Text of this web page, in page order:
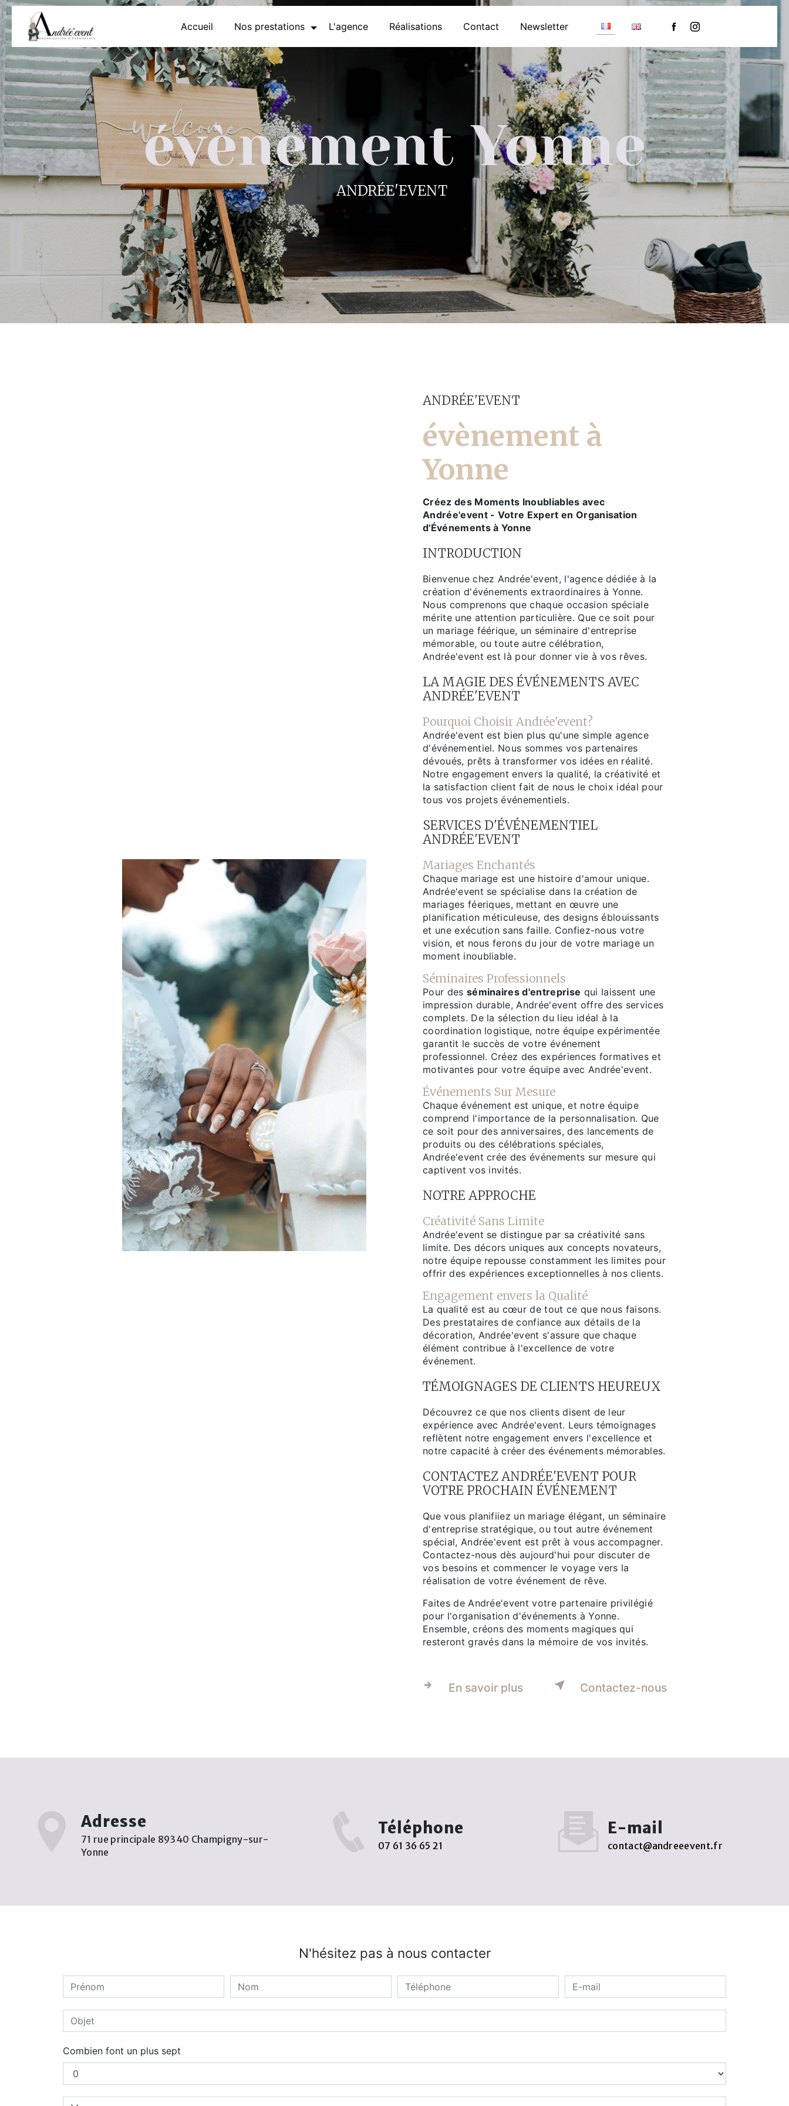
Accueil Nos prestations L'agence Réalisations Contact Newsletter
évènement Yonne
ANDRÉE'EVENT
ANDRÉE'EVENT
évènement à
Yonne
Créez des Moments Inoubliables avec
Andrée'event - Votre Expert en Organisation
d'Événements à Yonne
INTRODUCTION
Bienvenue chez Andrée'event, l'agence dédiée à la
création d'événements extraordinaires à Yonne.
Nous comprenons que chaque occasion spéciale
mérite une attention particulière. Que ce soit pour
un mariage féérique, un séminaire d'entreprise
mémorable, ou toute autre célébration,
Andrée'event est là pour donner vie à vos rêves.
LA MAGIE DES ÉVÉNEMENTS AVEC
ANDRÉE'EVENT
Pourquoi Choisir Andrée'event?
Andrée'event est bien plus qu'une simple agence
d'événementiel. Nous sommes vos partenaires
dévoués, prêts à transformer vos idées en réalité.
Notre engagement envers la qualité, la créativité et
la satisfaction client fait de nous le choix idéal pour
tous vos projets événementiels.
SERVICES D'ÉVÉNEMENTIEL
ANDRÉE'EVENT
Mariages Enchantés
Chaque mariage est une histoire d'amour unique.
Andrée'event se spécialise dans la création de
mariages féeriques, mettant en œuvre une
planification méticuleuse, des designs éblouissants
et une exécution sans faille. Confiez-nous votre
vision, et nous ferons du jour de votre mariage un
moment inoubliable.
Séminaires Professionnels
Pour des séminaires d'entreprise qui laissent une
impression durable, Andrée'event offre des services
complets. De la sélection du lieu idéal à la
coordination logistique, notre équipe expérimentée
garantit le succès de votre événement
professionnel. Créez des expériences formatives et
motivantes pour votre équipe avec Andrée'event.
Événements Sur Mesure
Chaque événement est unique, et notre équipe
comprend l'importance de la personnalisation. Que
ce soit pour des anniversaires, des lancements de
produits ou des célébrations spéciales,
Andrée'event crée des événements sur mesure qui
captivent vos invités.
NOTRE APPROCHE
Créativité Sans Limite
Andrée'event se distingue par sa créativité sans
limite. Des décors uniques aux concepts novateurs,
notre équipe repousse constamment les limites pour
offrir des expériences exceptionnelles à nos clients.
Engagement envers la Qualité
La qualité est au cœur de tout ce que nous faisons.
Des prestataires de confiance aux détails de la
décoration, Andrée'event s'assure que chaque
élément contribue à l'excellence de votre
événement.
TÉMOIGNAGES DE CLIENTS HEUREUX
Découvrez ce que nos clients disent de leur
expérience avec Andrée'event. Leurs témoignages
reflètent notre engagement envers l'excellence et
notre capacité à créer des événements mémorables.
CONTACTEZ ANDRÉE'EVENT POUR
VOTRE PROCHAIN ÉVÉNEMENT
Que vous planifiiez un mariage élégant, un séminaire
d'entreprise stratégique, ou tout autre événement
spécial, Andrée'event est prêt à vous accompagner.
Contactez-nous dès aujourd'hui pour discuter de
vos besoins et commencer le voyage vers la
réalisation de votre événement de rêve.
Faites de Andrée'event votre partenaire privilégié
pour l'organisation d'événements à Yonne.
Ensemble, créons des moments magiques qui
resteront gravés dans la mémoire de vos invités.
En savoir plus Contactez-nous
Adresse
71 rue principale 89340 Champigny-sur-
Yonne
Téléphone
07 61 36 65 21
E-mail
contact@andreeevent.fr
N'hésitez pas à nous contacter
Combien font un plus sept
Panneau de gestion des cookies